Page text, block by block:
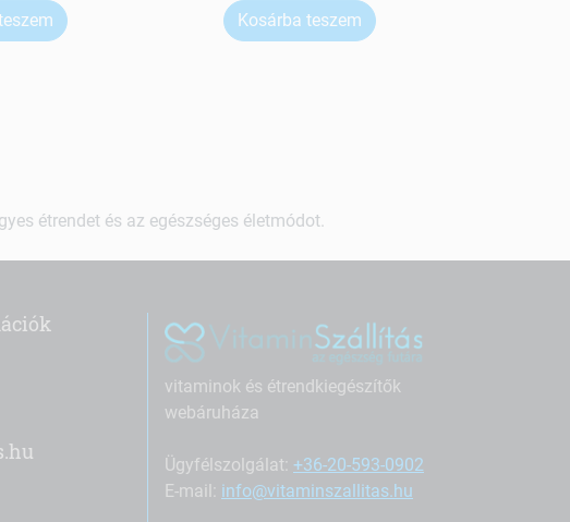
Kosárba teszem
étrendet és az egészséges életmódot.
vitaminok és étrendkiegészítők
webáruháza
Ügyfélszolgálat: +36-20-593-0902
E-mail: info@vitaminszallitas.hu